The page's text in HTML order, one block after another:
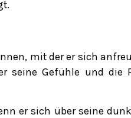
mit der er sich
seine Gefühle und die
er sich über seine